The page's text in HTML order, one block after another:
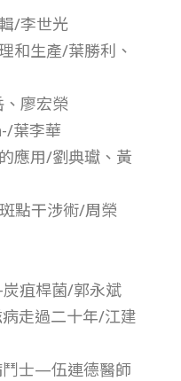
/李世光
和生產/葉勝利、
廖宏榮
葉李華
應用/劉典瓛、黃
點干涉術/周榮
疽桿菌/郭永斌
走過二十年/江建
鬥士—伍連德醫師